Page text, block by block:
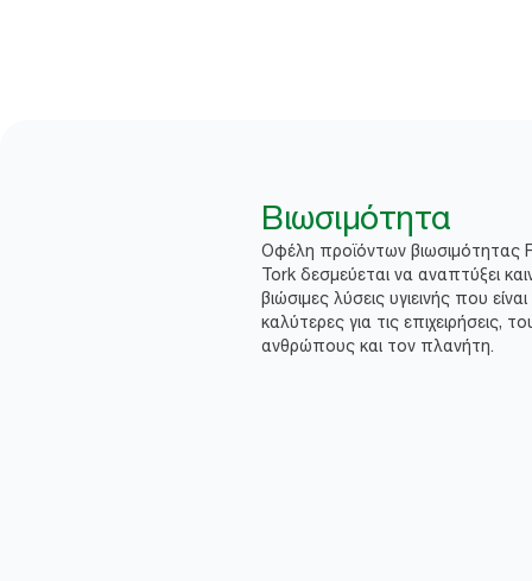
Βιωσιμότητα
Οφέλη προϊόντων βιωσιμότητας
Tork δεσμεύεται να αναπτύξει
βιώσιμες λύσεις υγιεινής που είναι
καλύτερες για τις επιχειρήσεις,
ανθρώπους και τον πλανήτη.